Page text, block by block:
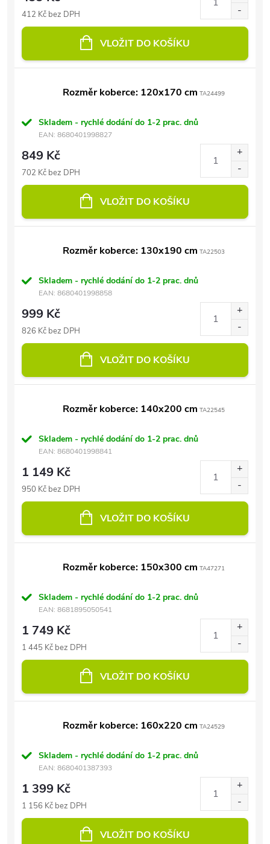
412 Kč bez DPH
VLOŽIT DO KOŠÍKU
Rozměr koberce: 120x170 cm TA24499
Skladem - rychlé dodání do 1-2 prac. dnů
EAN: 8680401998827
849 Kč
702 Kč bez DPH
VLOŽIT DO KOŠÍKU
Rozměr koberce: 130x190 cm TA22503
Skladem - rychlé dodání do 1-2 prac. dnů
EAN: 8680401998858
999 Kč
826 Kč bez DPH
VLOŽIT DO KOŠÍKU
Rozměr koberce: 140x200 cm TA22545
Skladem - rychlé dodání do 1-2 prac. dnů
EAN: 8680401998841
1 149 Kč
950 Kč bez DPH
VLOŽIT DO KOŠÍKU
Rozměr koberce: 150x300 cm TA47271
Skladem - rychlé dodání do 1-2 prac. dnů
EAN: 8681895050541
1 749 Kč
1 445 Kč bez DPH
VLOŽIT DO KOŠÍKU
Rozměr koberce: 160x220 cm TA24529
Skladem - rychlé dodání do 1-2 prac. dnů
EAN: 8680401387393
1 399 Kč
1 156 Kč bez DPH
VLOŽIT DO KOŠÍKU